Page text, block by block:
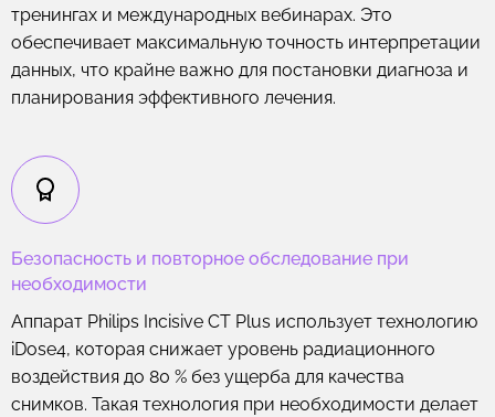
тренингах и международных вебинарах. Это
обеспечивает максимальную точность интерпретации
данных, что крайне важно для постановки диагноза и
планирования эффективного лечения.
Безопасность и повторное обследование при
необходимости
Аппарат Philips Incisive CT Plus использует технологию
iDose4, которая снижает уровень радиационного
воздействия до 80 % без ущерба для качества
снимков. Такая технология при необходимости делает